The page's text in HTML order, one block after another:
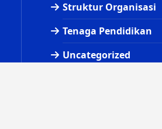
Struktur Organisasi
Tenaga Pendidikan
Uncategorized